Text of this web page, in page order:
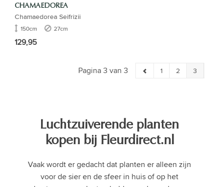
CHAMAEDOREA
Chamaedorea Seifrizii
150cm 27cm
129,95
Pagina 3 van 3 1 2 3
Luchtzuiverende planten
kopen bij Fleurdirect.nl
Vaak wordt er gedacht dat planten er alleen zijn
voor de sier en de sfeer in huis of op het